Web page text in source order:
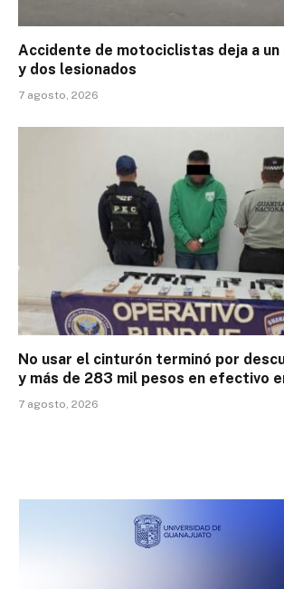
Accidente de motociclistas deja a un
y dos lesionados
7 agosto, 2026
No usar el cinturón terminó por
y más de 283 mil pesos en efectivo
7 agosto, 2026